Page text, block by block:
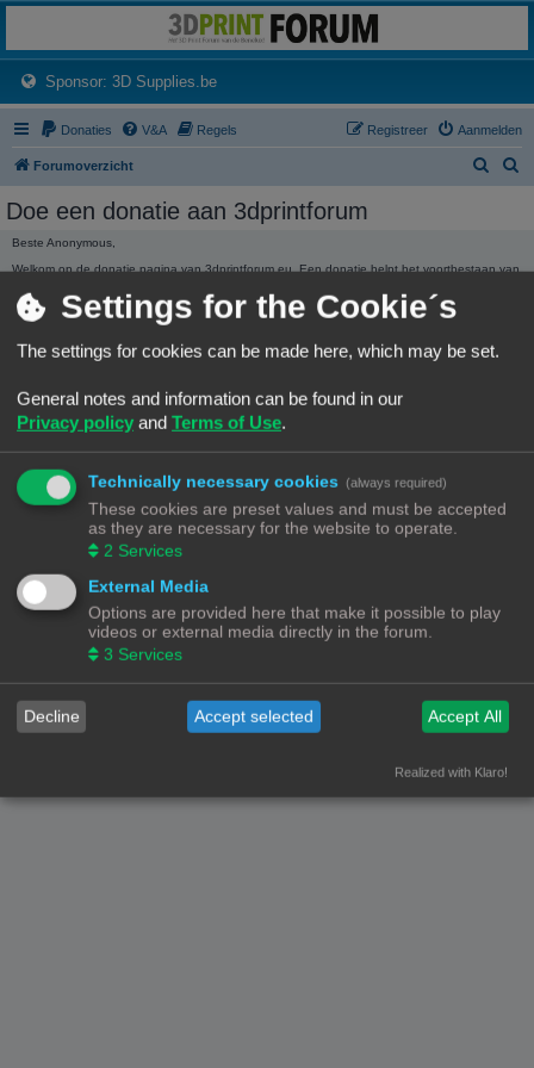
Het 3D print forum van de Benelux na de sluiting van 3dprintforum.nl
Sponsor: 3D Supplies.be(Opens a new tab)
Donaties V&A Regels Aanmelden
Registreer
Forumoverzicht
Doe een donatie aan 3dprintforum
Beste Anonymous,
Welkom op de donatie pagina van 3dprintforum.eu. Een donatie helpt het voortbestaan van
Dank, Het beheer.
3dprintforum.eu
DONATIE STATISTIEKEN
We hebben136,01 € ontvangen in donaties.
Forumoverzicht Contact
© Copyright ! - 3dprintforum.eu
Alle Rechten Voorbehouden
Privacy|Gebruikersvoorwaarden
Settings for the Cookie´s
The settings for cookies can be made here, which may be set.
General notes and information can be found in our
Privacy policy and Terms of Use.
Technically necessary cookies (always required)
These cookies are preset values and must be accepted
as they are necessary for the website to operate.
2 Services
External Media
Options are provided here that make it possible to play
videos or external media directly in the forum.
3 Services
Decline Accept selected Accept All
Realized with Klaro!